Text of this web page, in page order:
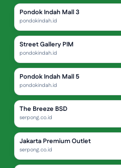
Pondok Indah Mall 3
pondokindah.id
Street Gallery PIM
pondokindah.id
Pondok Indah Mall 5
pondokindah.id
The Breeze BSD
serpong.co.id
Jakarta Premium Outlet
serpong.co.id